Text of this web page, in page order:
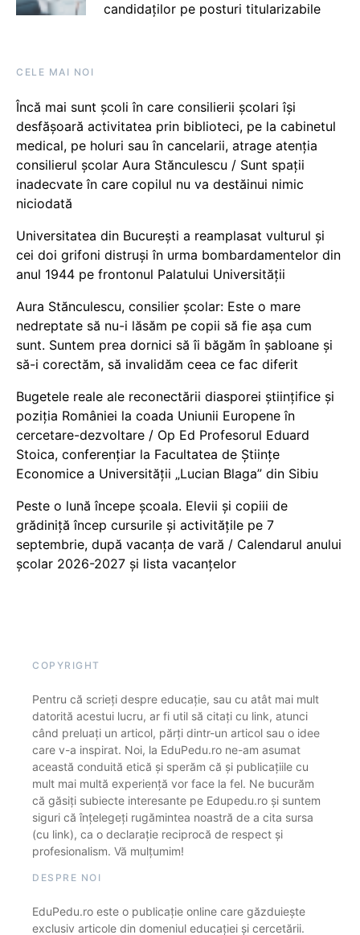
candidaților pe posturi titularizabile
CELE MAI NOI
Încă mai sunt școli în care consilierii școlari își
desfășoară activitatea prin biblioteci, pe la cabinetul
medical, pe holuri sau în cancelarii, atrage atenția
consilierul școlar Aura Stănculescu / Sunt spații
inadecvate în care copilul nu va destăinui nimic
niciodată
Universitatea din București a reamplasat vulturul și
cei doi grifoni distruși în urma bombardamentelor din
anul 1944 pe frontonul Palatului Universității
Aura Stănculescu, consilier școlar: Este o mare
nedreptate să nu-i lăsăm pe copii să fie așa cum
sunt. Suntem prea dornici să îi băgăm în șabloane și
să-i corectăm, să invalidăm ceea ce fac diferit
Bugetele reale ale reconectării diasporei științifice și
poziția României la coada Uniunii Europene în
cercetare-dezvoltare / Op Ed Profesorul Eduard
Stoica, conferențiar la Facultatea de Științe
Economice a Universității „Lucian Blaga” din Sibiu
Peste o lună începe școala. Elevii și copiii de
grădiniță încep cursurile și activitățile pe 7
septembrie, după vacanța de vară / Calendarul anului
școlar 2026-2027 și lista vacanțelor
COPYRIGHT
Pentru că scrieți despre educație, sau cu atât mai mult
datorită acestui lucru, ar fi util să citați cu link, atunci
când preluați un articol, părți dintr-un articol sau o idee
care v-a inspirat. Noi, la EduPedu.ro ne-am asumat
această conduită etică și sperăm că și publicațiile cu
mult mai multă experiență vor face la fel. Ne bucurăm
că găsiți subiecte interesante pe Edupedu.ro și suntem
siguri că înțelegeți rugămintea noastră de a cita sursa
(cu link), ca o declarație reciprocă de respect și
profesionalism. Vă mulțumim!
DESPRE NOI
EduPedu.ro este o publicație online care găzduiește
exclusiv articole din domeniul educației și cercetării.